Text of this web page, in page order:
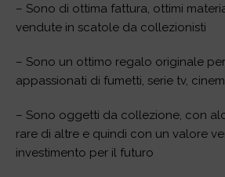
– Sono di ottima fattura, ottimi
vendute in scatole da collezionisti
– Sono un ottimo regalo originale
appassionati di fumetti, serie tv,
– Sono oggetti da collezione, con
rare di altre e quindi con un valore
investimento per il futuro